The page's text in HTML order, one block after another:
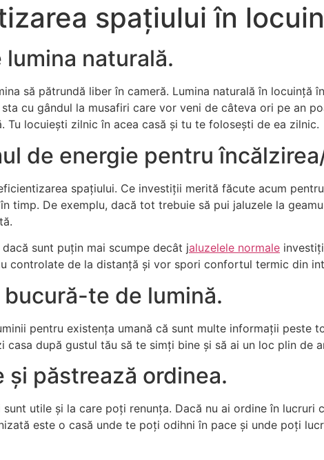
spațiului în
naturală.
să pătrundă liber în cameră. Lumina naturală în locuință
cu gândul la musafiri care vor veni de câteva ori pe an
locuiești zilnic în acea casă și tu te folosești de ea zilnic.
de energie pentru
spațiului. Ce investiții merită făcute acum
timp. De exemplu, dacă tot trebuie să pui jaluzele la
dacă sunt puțin mai scumpe decât jaluzelele normale
controlate de la distanță și vor spori confortul termic din
te de lumină.
pentru existența umană că sunt multe informații peste
după gustul tău să te simți bine și să ai un loc plin de
păstrează ordinea.
utile și la care poți renunța. Dacă nu ai ordine în lucruri
este o casă unde te poți odihni în pace și unde poți